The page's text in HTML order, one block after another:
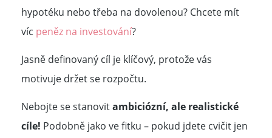
hypotéku nebo třeba na dovolenou? Chcete mít
víc peněz na investování?
Jasně definovaný cíl je klíčový, protože vás
motivuje držet se rozpočtu.
Nebojte se stanovitambiciózní, ale realistické
cíle! Podobně jako ve fitku – pokud jdete cvičit jen